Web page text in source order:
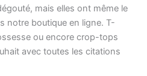
mais elles ont même le
notre boutique en ligne. T-
ou encore crop-tops
avec toutes les citations